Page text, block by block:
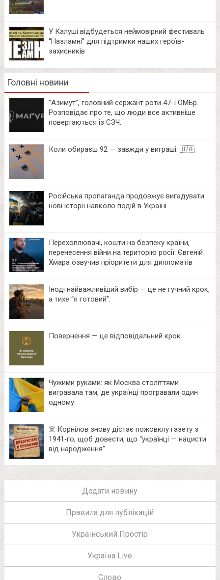
У Калуші відбудеться неймовірний фестиваль
“Назламні” для підтримки наших героїв-
захисників
Головні новини
⁨”Азимут”, головний сержант роти 47-ї ОМБр.
Розповідає про те, що люди все активніше
повертаються із СЗЧ.
Коли обираєш 92 — завжди у виграші. 🇺🇦
Російська пропаганда продовжує вигадувати
нові історії навколо подій в Україні
Перехоплювачі, кошти на безпеку країни,
перенесення війни на територію росії: Євгеній
Хмара озвучив пріоритети для дипломатів
Іноді найважливіший вибір — це не гучний крок,
а тихе “я готовий”.
Повернення — це відповідальний крок
Чужими руками: як Москва століттями
вигравала там, де українці програвали один
одному
☠️ Корнілов знову дістає пожовклу газету з
1941‑го, щоб довести, що “українці — нацисти
від народження”.
Додати новину
Правила для публікацій
Український Простір
Україна Live
Слово